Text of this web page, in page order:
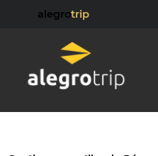
alegrotrip